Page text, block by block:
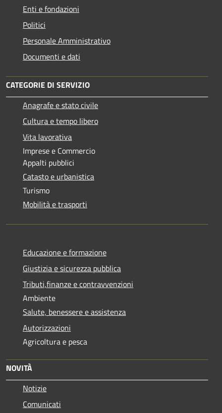
Enti e fondazioni
Politici
Personale Amministrativo
Documenti e dati
CATEGORIE DI SERVIZIO
Anagrafe e stato civile
Cultura e tempo libero
Vita lavorativa
Imprese e Commercio
Appalti pubblici
Catasto e urbanistica
Turismo
Mobilità e trasporti
Educazione e formazione
Giustizia e sicurezza pubblica
Tributi,finanze e contravvenzioni
Ambiente
Salute, benessere e assistenza
Autorizzazioni
Agricoltura e pesca
NOVITÀ
Notizie
Comunicati